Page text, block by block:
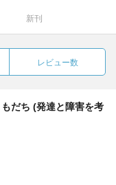
新刊
レビュー数
だち (発達と障害を考